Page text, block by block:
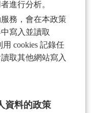
進行分析。
務，會在本政策
寫入並讀取
cookies 記錄任
取其他網站寫入
資料的政策